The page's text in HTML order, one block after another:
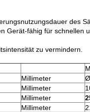
des
Gerät-fähig für schnellen
zu vermindern.
Millimeter
Millimeter
Millimeter
Millimeter